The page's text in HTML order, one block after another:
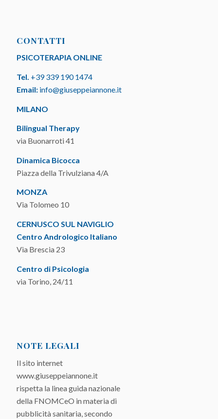
CONTATTI
PSICOTERAPIA ONLINE
Tel. +39 339 190 1474
Email: info@giuseppeiannone.it
MILANO
Bilingual Therapy
via Buonarroti 41
Dinamica Bicocca
Piazza della Trivulziana 4/A
MONZA
Via Tolomeo 10
CERNUSCO SUL NAVIGLIO
Centro Andrologico Italiano
Via Brescia 23
Centro di Psicologia
via Torino, 24/11
NOTE LEGALI
Il sito internet
www.giuseppeiannone.it
rispetta la linea guida nazionale
della FNOMCeO in materia di
pubblicità sanitaria, secondo